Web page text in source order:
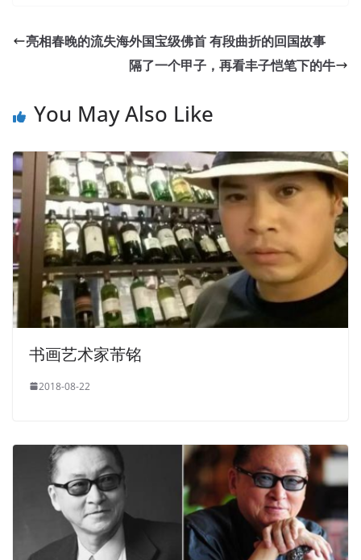
亮相春晚的流失海外国宝级佛首 有段曲折的回国故事
隔了一个甲子，再看丰子恺笔下的牛
You May Also Like
书画艺术家芾铭
2018-08-22